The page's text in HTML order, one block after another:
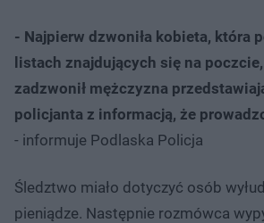
- Najpierw dzwoniła kobieta, która
listach znajdujących się na
zadzwonił mężczyzna
policjanta z informacją, że
- informuje Podlaska Policja
Śledztwo miało dotyczyć osób
pieniądze. Następnie rozmówca